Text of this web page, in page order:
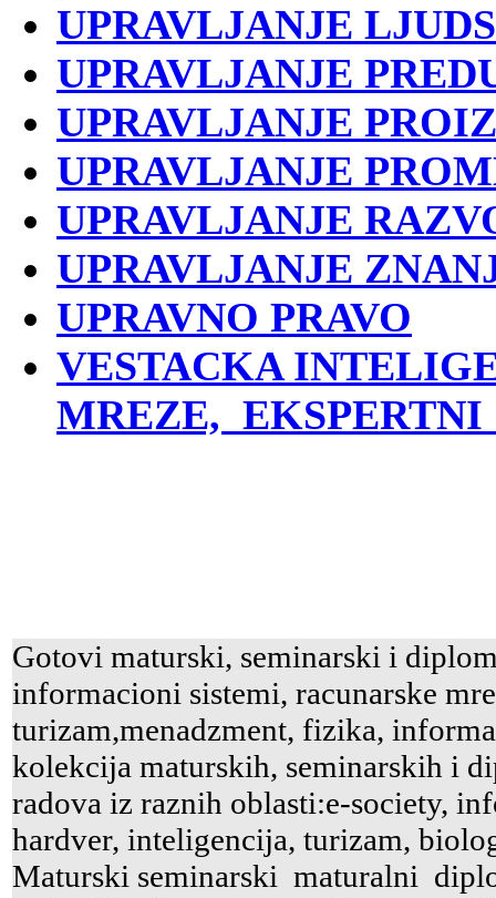
UPRAVLJANJE
UPRAVLJANJE
UPRAVLJANJE
UPRAVLJANJE
UPRAVLJANJE
UPRAVLJANJE
UPRAVNO PRAVO
VESTACKA
MREZE, EKSPERTNI
Gotovi maturski, seminarski i
informacioni sistemi, racunarske
turizam,menadzment, fizika,
kolekcija maturskih, seminarskih i
radova iz raznih oblasti:e-society,
hardver, inteligencija, turizam,
Maturski seminarski maturalni